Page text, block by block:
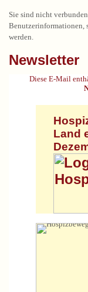
Sie sind nicht
Benutzerinformationen,
werden.
Newsletter